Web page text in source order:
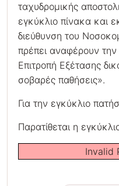
ταχυδρομικής
εγκύκλιο πίνακα και
διεύθυνση του
πρέπει αναφέρουν την
Επιτροπή Εξέτασης
σοβαρές παθήσεις».
Για την εγκύκλιο
Παρατίθεται η
Invalid